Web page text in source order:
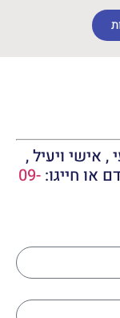
אישי ויעיל ,
או חייגו:09-